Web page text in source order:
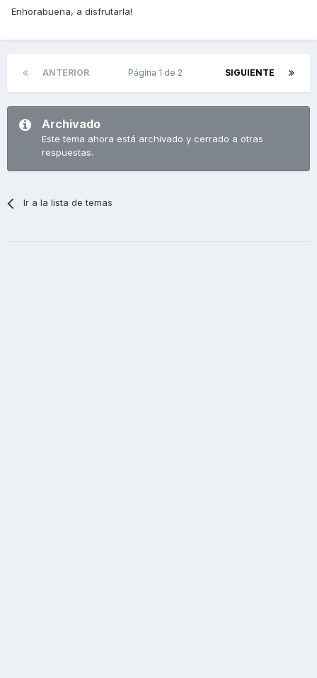
Enhorabuena, a disfrutarla!
ANTERIOR SIGUIENTE
Página 1 de 2
Archivado
Este tema ahora está archivado y cerrado a otras
respuestas.
Ir a la lista de temas